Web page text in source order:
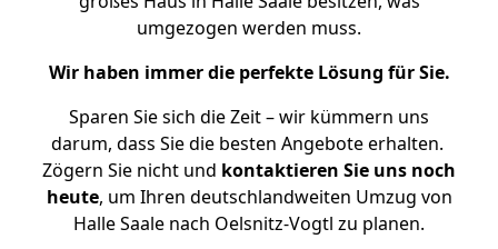
umgezogen werden muss.
Wir haben immer die perfekte Lösung für Sie.
Sparen Sie sich die Zeit – wir kümmern uns
darum, dass Sie die besten Angebote erhalten.
Zögern Sie nicht und kontaktieren Sie uns noch
heute, um Ihren deutschlandweiten Umzug von
Halle Saale nach Oelsnitz-Vogtl zu planen.